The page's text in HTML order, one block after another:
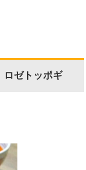
ロゼトッポギ